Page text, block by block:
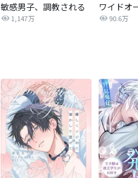
敏感男子、調教される
1,147万 90.6万